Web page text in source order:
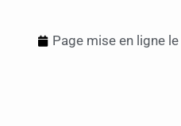
Page mise en ligne le